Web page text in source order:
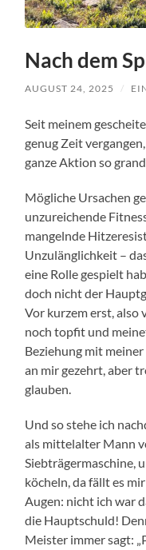
Nach dem
AUGUST 24, 2025 /
Seit meinem
genug Zeit
ganze Aktion so
Mögliche Ursachen
unzureichende
mangelnde
Unzulänglichkeit –
eine Rolle gespielt
doch nicht der
Vor kurzem erst, also
noch topfit und
Beziehung mit
an mir gezehrt, aber
glauben.
Und so stehe ich
als mittelalter Mann
Siebträgermaschine,
köcheln, da fällt es
Augen: nicht ich war
die Hauptschuld!
Meister immer sagt: